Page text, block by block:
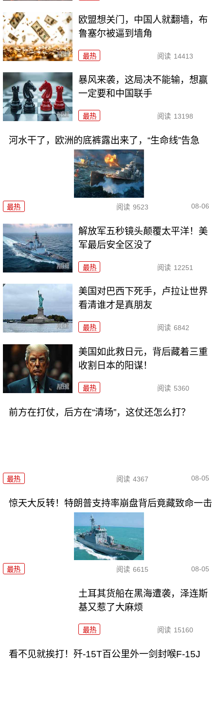
欧盟想关门，中国人就翻墙，布
鲁塞尔被逼到墙角
最热 阅读 14413
暴风来袭，这局决不能输，想赢
一定要和中国联手
最热 阅读 13198
河水干了，欧洲的底裤露出来了，“生命线”告急
最热 阅读 9523 08-06
解放军五秒镜头颠覆太平洋！美
军最后安全区没了
最热 阅读 12251
美国对巴西下死手，卢拉让世界
看清谁才是真朋友
最热 阅读 6842
美国如此救日元，背后藏着三重
收割日本的阳谋！
最热 阅读 5360
前方在打仗，后方在“清场”，这仗还怎么打？
最热 阅读 4367 08-05
惊天大反转！特朗普支持率崩盘背后竟藏致命一击
最热 阅读 6615 08-05
土耳其货船在黑海遭袭，泽连斯
基又惹了大麻烦
最热 阅读 15160
看不见就挨打！歼-15T百公里外一剑封喉F-15J